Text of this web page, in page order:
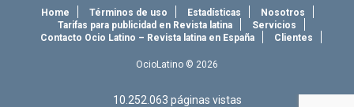
Home Términos de uso Estadísticas
Nosotros
Tarifas para publicidad en Revista latina
Servicios
Contacto Ocio Latino – Revista latina en España
Clientes
OcioLatino © 2026
10.252.063 páginas vistas